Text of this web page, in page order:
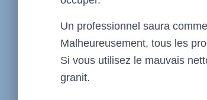
Un professionnel saura
Malheureusement, tous les
Si vous utilisez le mauvais
granit.